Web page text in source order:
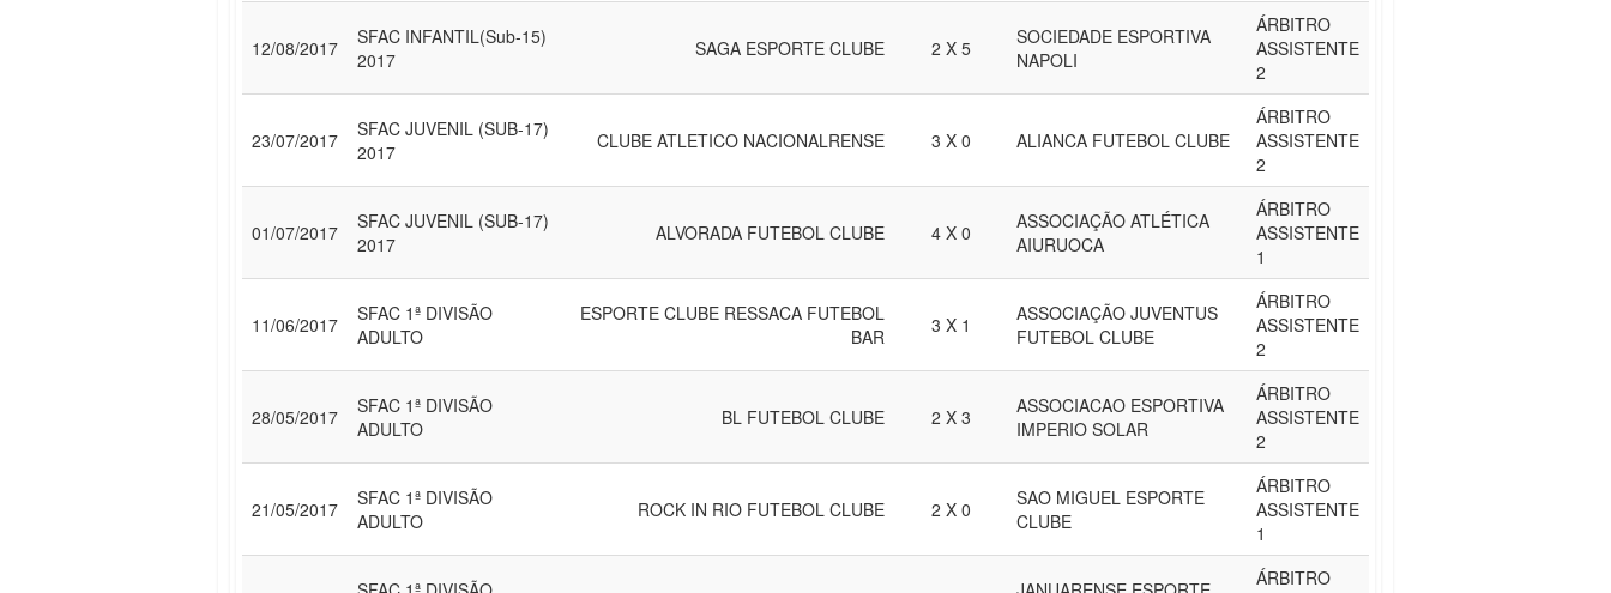
12/08/2017
SFAC INFANTIL(Sub-15)
2017
SAGA ESPORTE CLUBE 2 X 5
SOCIEDADE ESPORTIVA
NAPOLI
ÁRBITRO
ASSISTENTE
2
23/07/2017
SFAC JUVENIL (SUB-17)
2017
CLUBE ATLETICO NACIONALRENSE 3 X 0 ALIANCA FUTEBOL CLUBE
ÁRBITRO
ASSISTENTE
2
01/07/2017
SFAC JUVENIL (SUB-17)
2017
ALVORADA FUTEBOL CLUBE 4 X 0
ASSOCIAÇÃO ATLÉTICA
AIURUOCA
ÁRBITRO
ASSISTENTE
1
11/06/2017
SFAC 1ª DIVISÃO
ADULTO
ESPORTE CLUBE RESSACA FUTEBOL
BAR
3 X 1
ASSOCIAÇÃO JUVENTUS
FUTEBOL CLUBE
ÁRBITRO
ASSISTENTE
2
28/05/2017
SFAC 1ª DIVISÃO
ADULTO
BL FUTEBOL CLUBE 2 X 3
ASSOCIACAO ESPORTIVA
IMPERIO SOLAR
ÁRBITRO
ASSISTENTE
2
21/05/2017
SFAC 1ª DIVISÃO
ADULTO
ROCK IN RIO FUTEBOL CLUBE 2 X 0
SAO MIGUEL ESPORTE
CLUBE
ÁRBITRO
ASSISTENTE
1
ÁRBITRO